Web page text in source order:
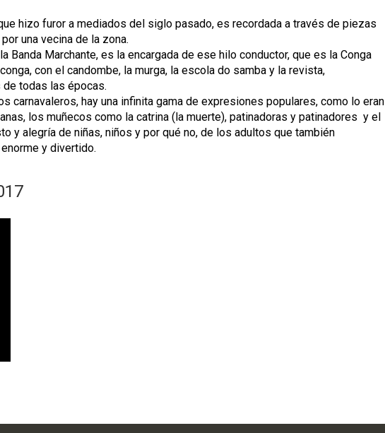
hizo furor a mediados del siglo pasado, es recordada a través de piezas
una vecina de la zona.
Banda Marchante, es la encargada de ese hilo conductor, que es la Conga
con el candombe, la murga, la escola do samba y la revista,
todas las épocas.
carnavaleros, hay una infinita gama de expresiones populares, como lo eran
los muñecos como la catrina (la muerte), patinadoras y patinadores y el
y alegría de niñas, niños y por qué no, de los adultos que también
y divertido.